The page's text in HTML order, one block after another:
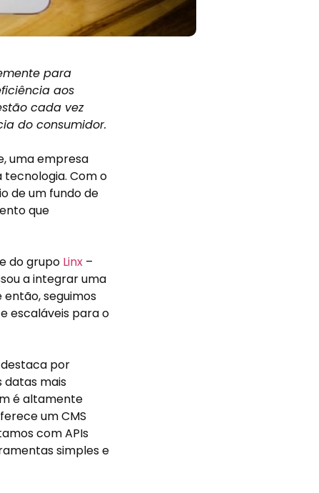
para
aos
cada vez
do consumidor.
uma empresa
Com o
de um fundo de
que
do grupo Linx –
a integrar uma
seguimos
escaláveis para o
destaca por
datas mais
é altamente
um CMS
com APIs
simples e